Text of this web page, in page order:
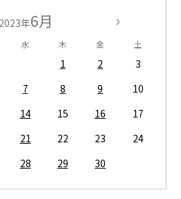
2023年6月
水 木 金 土
1 2
3
7 8 9
10
14 15 16
17
21 22 23
24
28 29 30